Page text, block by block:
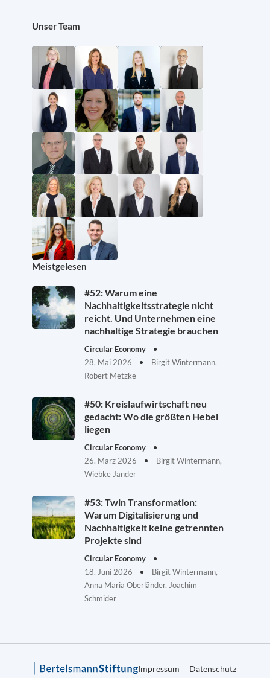
Unser Team
Meistgelesen
#52: Warum eine
Nachhaltigkeitsstrategie nicht
reicht. Und Unternehmen eine
nachhaltige Strategie brauchen
Circular Economy
28. Mai 2026
Birgit Wintermann,
Robert Metzke
#50: Kreislaufwirtschaft neu
gedacht: Wo die größten Hebel
liegen
Circular Economy
26. März 2026
Birgit Wintermann,
Wiebke Jander
#53: Twin Transformation:
Warum Digitalisierung und
Nachhaltigkeit keine getrennten
Projekte sind
Circular Economy
18. Juni 2026
Birgit Wintermann,
Anna Maria Oberländer, Joachim
Schmider
Impressum Datenschutz